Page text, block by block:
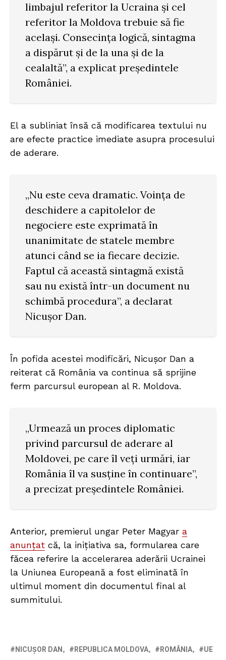
limbajul referitor la Ucraina și cel
referitor la Moldova trebuie să fie
același. Consecința logică, sintagma
a dispărut și de la una și de la
cealaltă”, a explicat președintele
României.
El a subliniat însă că modificarea textului nu
are efecte practice imediate asupra procesului
de aderare.
„Nu este ceva dramatic. Voința de
deschidere a capitolelor de
negociere este exprimată în
unanimitate de statele membre
atunci când se ia fiecare decizie.
Faptul că această sintagmă există
sau nu există într-un document nu
schimbă procedura”, a declarat
Nicușor Dan.
În pofida acestei modificări, Nicușor Dan a
reiterat că România va continua să sprijine
ferm parcursul european al R. Moldova.
„Urmează un proces diplomatic
privind parcursul de aderare al
Moldovei, pe care îl veți urmări, iar
România îl va susține în continuare”,
a precizat președintele României.
Anterior, premierul ungar Peter Magyar a
anunțat că, la inițiativa sa, formularea care
făcea referire la accelerarea aderării Ucrainei
la Uniunea Europeană a fost eliminată în
ultimul moment din documentul final al
summitului.
NICUȘOR DAN REPUBLICA MOLDOVA ROMÂNIA UE